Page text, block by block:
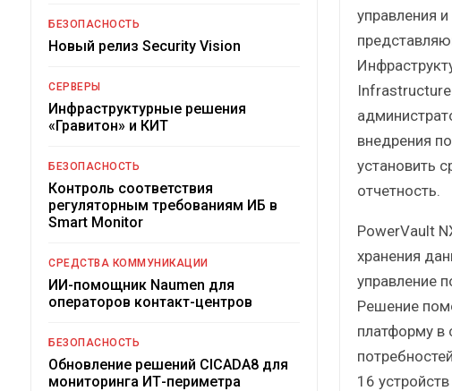
управления
внедрения
установить
отчетность.
PowerVault
хранения
управление
Решение
платформу в
16
БЕЗОПАСНОСТЬ
Новый релиз Security Vision
СЕРВЕРЫ
Инфраструктурные решения
«Гравитон» и КИТ
БЕЗОПАСНОСТЬ
Контроль соответствия
регуляторным требованиям ИБ в
Smart Monitor
СРЕДСТВА КОММУНИКАЦИИ
ИИ-помощник Naumen для
операторов контакт-центров
БЕЗОПАСНОСТЬ
Обновление решений CICADA8 для
мониторинга ИТ-периметра